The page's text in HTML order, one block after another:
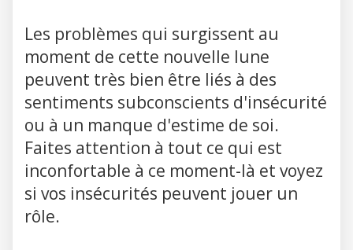
Les problèmes qui surgissent au
moment de cette nouvelle lune
peuvent très bien être liés à des
sentiments subconscients d'insécurité
ou à un manque d'estime de soi.
Faites attention à tout ce qui est
inconfortable à ce moment-là et voyez
si vos insécurités peuvent jouer un
rôle.